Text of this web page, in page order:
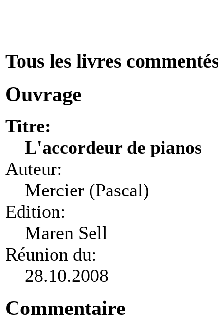
Tous les livres
Ouvrage
Titre:
L'accordeur de pianos
Auteur:
Mercier (Pascal)
Edition:
Maren Sell
Réunion du:
28.10.2008
Commentaire